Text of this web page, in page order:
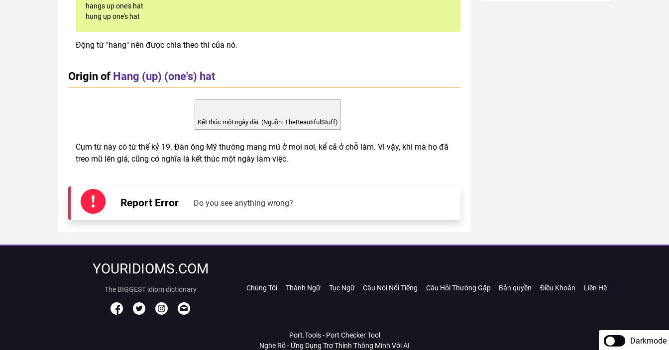
hangs up one's hat
hung up one's hat
Động từ "hang" nên được chia theo thì của nó.
Origin of Hang (up) (one's) hat
Kết thúc một ngày dài. (Nguồn: TheBeautifulStuff)
Cụm từ này có từ thế kỷ 19. Đàn ông Mỹ thường mang mũ ở mọi nơi, kể cả ở chỗ làm. Vì vậy, khi mà họ đã
treo mũ lên giá, cũng có nghĩa là kết thúc một ngày làm việc.
Report Error Do you see anything wrong?
YOURIDIOMS.COM
The BIGGEST idiom dictionary Chúng Tôi Thành Ngữ Tục Ngữ Câu Nói Nổi Tiếng Câu Hỏi Thường Gặp Bản quyền Điều Khoản Liên Hệ
Port.Tools - Port Checker Tool
Nghe Rõ - Ứng Dụng Trợ Thính Thông Minh Với AI
Darkmode